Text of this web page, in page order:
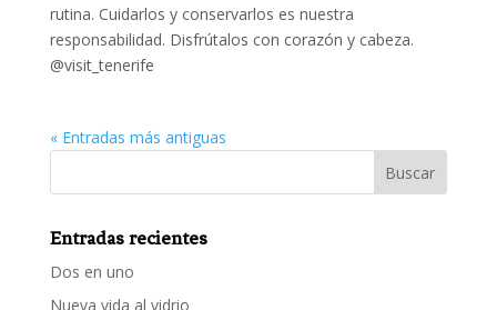
rutina. Cuidarlos y conservarlos es nuestra
responsabilidad. Disfrútalos con corazón y cabeza.
@visit_tenerife
« Entradas más antiguas
Entradas recientes
Dos en uno
Nueva vida al vidrio